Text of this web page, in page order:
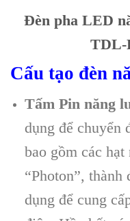
Đèn pha LED
TDL-
Cấu tạo đèn
Tấm Pin năng
dụng để chuyển
bao gồm các
“Photon”,
dụng để cung